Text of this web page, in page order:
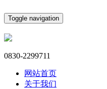
Toggle navigation
0830-2299711
网站首页
关于我们